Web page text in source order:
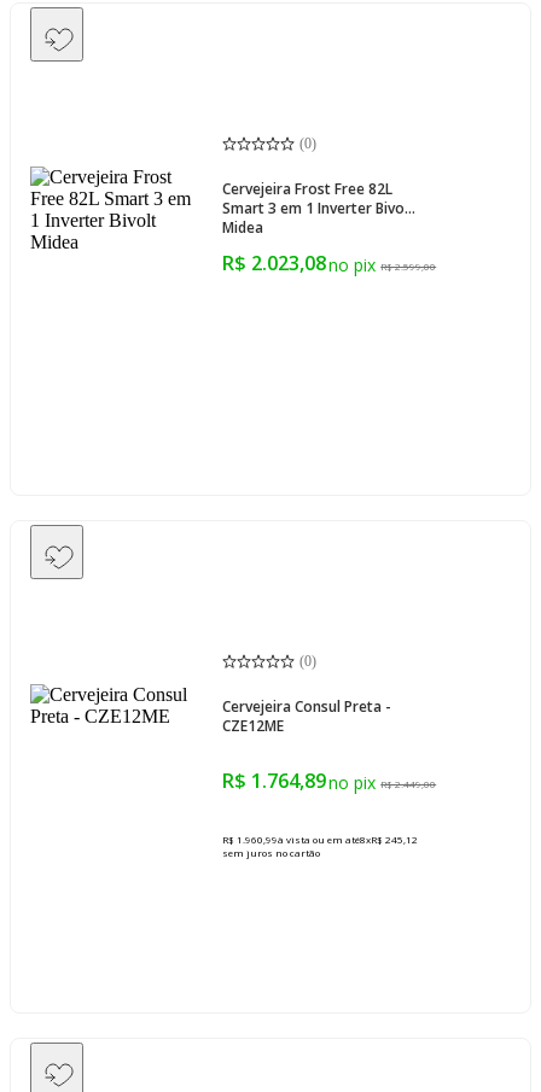
(0)
Cervejeira Frost Free 82L
Smart 3 em 1 Inverter Bivolt
Midea
R$ 2.023,08 R$ 2.599,00
(0)
Cervejeira Consul Preta -
CZE12ME
R$ 1.764,89 R$ 2.449,00
R$ 1.960,99à vista ou em até8xR$ 245,12
sem juros no cartão